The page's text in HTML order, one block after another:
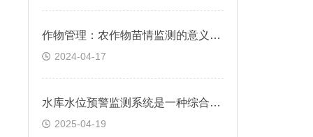
作物管理：农作物苗情监测的意义有什么？
2024-04-17
水库水位预警监测系统是一种综合性系统
2025-04-19